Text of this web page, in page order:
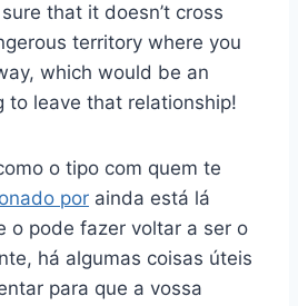
that it doesn’t cross
territory where you
which would be an
to leave that relationship!
o tipo com quem te
por ainda está lá
o pode fazer voltar a ser o
há algumas coisas úteis
para que a vossa